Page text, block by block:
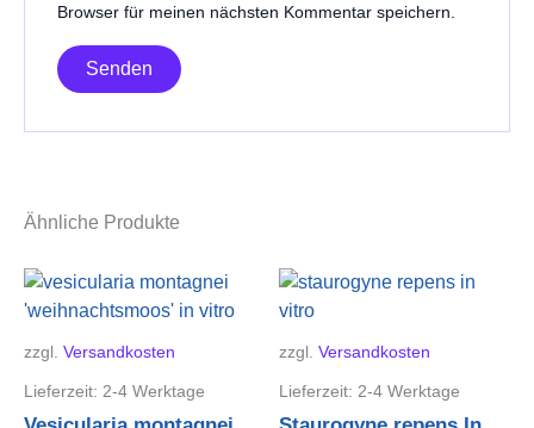
Browser für meinen nächsten Kommentar speichern.
Ähnliche Produkte
zzgl. Versandkosten
Lieferzeit: 2-4 Werktage
zzgl. Versandkosten
Lieferzeit: 2-4 Werktage